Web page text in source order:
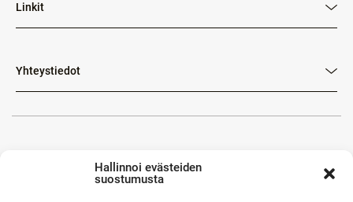
Hallinnoi evästeiden
suostumusta
Linkit
Yhteystiedot